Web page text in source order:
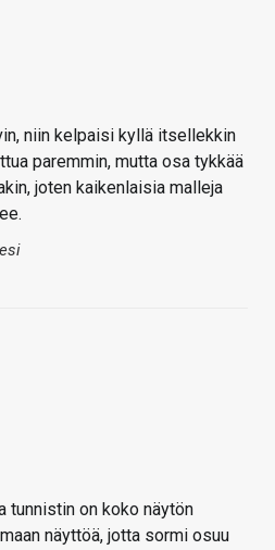
niin kelpaisi kyllä itsellekkin
paremmin, mutta osa tykkää
joten kaikenlaisia malleja
tunnistin on koko näytön
näyttöä, jotta sormi osuu